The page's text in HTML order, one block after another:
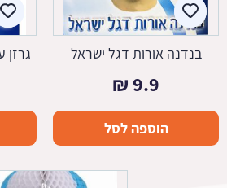
בנדנה אורות דגל ישראל
9.9
₪
הוספה לסל
גרזן